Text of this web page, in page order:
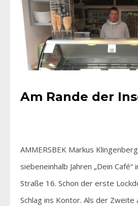
Am Rande der
AMMERSBEK Markus
siebeneinhalb Jahren „Dein
Straße 16. Schon der erste
Schlag ins Kontor. Als der Zweite